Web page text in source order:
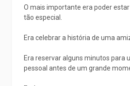
O mais importante era poder
tão especial.
Era celebrar a história de uma
Era reservar alguns minutos para
pessoal antes de um grande